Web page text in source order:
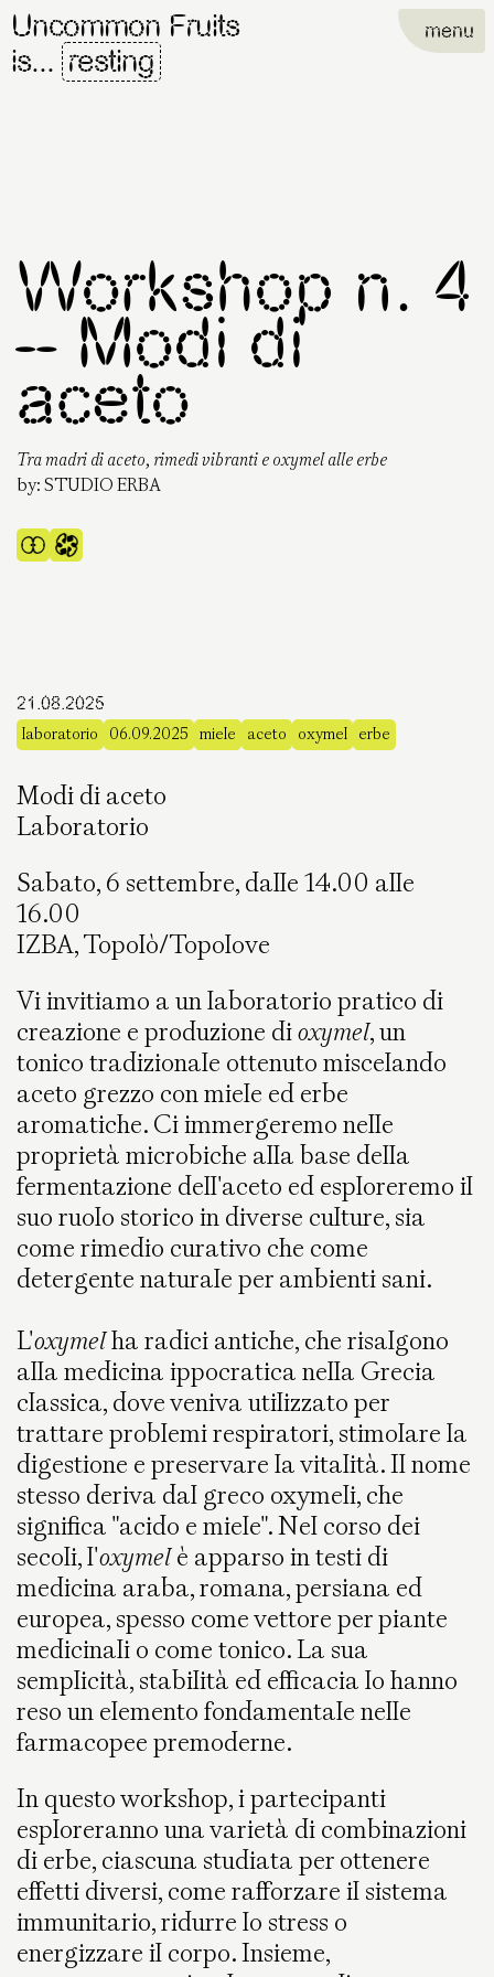
Uncommon Fruits
is... resting
menu
Workshop n. 4
– Modi di
aceto
Tra madri di aceto, rimedi vibranti e oxymel alle erbe
by:STUDIO ERBA
21.08.2025
laboratorio 06.09.2025 miele aceto oxymel erbe
Modi di aceto
Laboratorio
Sabato, 6 settembre, dalle 14.00 alle
16.00
IZBA, Topolò/Topolove
Vi invitiamo a un laboratorio pratico di
creazione e produzione dioxymel, un
tonico tradizionale ottenuto miscelando
aceto grezzo con miele ed erbe
aromatiche. Ci immergeremo nelle
proprietà microbiche alla base della
fermentazione dell'aceto ed esploreremo il
suo ruolo storico in diverse culture, sia
come rimedio curativo che come
detergente naturale per ambienti sani.
L'oxymelha radici antiche, che risalgono
alla medicina ippocratica nella Grecia
classica, dove veniva utilizzato per
trattare problemi respiratori, stimolare la
digestione e preservare la vitalità. Il nome
stesso deriva dal greco oxymeli, che
significa "acido e miele". Nel corso dei
secoli, l'oxymelè apparso in testi di
medicina araba, romana, persiana ed
europea, spesso come vettore per piante
medicinali o come tonico. La sua
semplicità, stabilità ed efficacia lo hanno
reso un elemento fondamentale nelle
farmacopee premoderne.
In questo workshop, i partecipanti
esploreranno una varietà di combinazioni
di erbe, ciascuna studiata per ottenere
effetti diversi, come rafforzare il sistema
immunitario, ridurre lo stress o
energizzare il corpo. Insieme,